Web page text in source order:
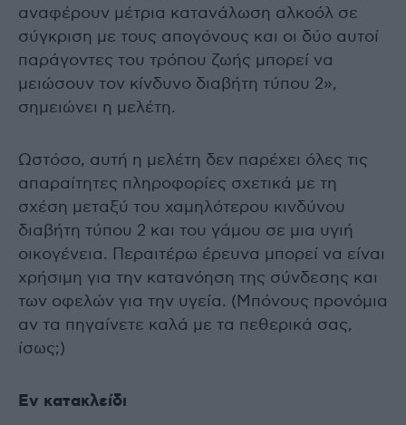
αναφέρουν μέτρια κατανάλωση αλκοόλ σε
σύγκριση με τους απογόνους και οι δύο αυτοί
παράγοντες του τρόπου ζωής μπορεί να
μειώσουν τον κίνδυνο διαβήτη τύπου 2»,
σημειώνει η μελέτη.
Ωστόσο, αυτή η μελέτη δεν παρέχει όλες τις
απαραίτητες πληροφορίες σχετικά με τη
σχέση μεταξύ του χαμηλότερου κινδύνου
διαβήτη τύπου 2 και του γάμου σε μια υγιή
οικογένεια. Περαιτέρω έρευνα μπορεί να είναι
χρήσιμη για την κατανόηση της σύνδεσης και
των οφελών για την υγεία. (Μπόνους προνόμια
αν τα πηγαίνετε καλά με τα πεθερικά σας,
ίσως;)
Εν κατακλείδι